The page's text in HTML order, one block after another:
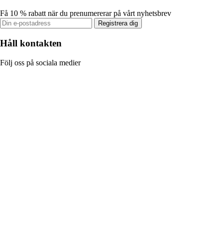
Få 10 % rabatt när du prenumererar på vårt nyhetsbrev
Registrera dig
Håll kontakten
Följ oss på sociala medier